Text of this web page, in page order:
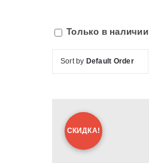
Только в наличии
Sort by Default Order
СКИДКА!